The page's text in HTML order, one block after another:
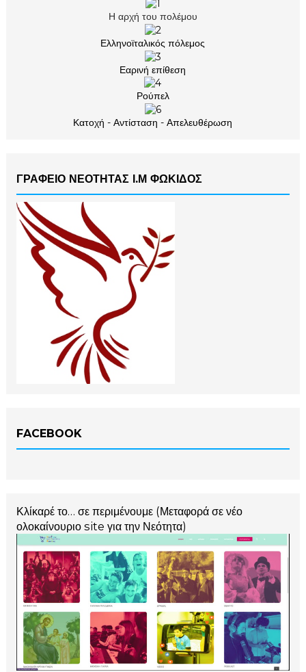
Η αρχή του πολέμου
Ελληνοϊταλικός πόλεμος
Εαρινή επίθεση
Ρούπελ
Κατοχή - Αντίσταση - Απελευθέρωση
ΓΡΑΦΕΙΟ ΝΕΟΤΗΤΑΣ Ι.Μ ΦΩΚΙΔΟΣ
FACEBOOK
Κλίκαρέ το… σε περιμένουμε (Μεταφορά σε νέο
ολοκαίνουριο site για την Νεότητα)